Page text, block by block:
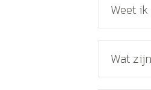
Weet
Wat